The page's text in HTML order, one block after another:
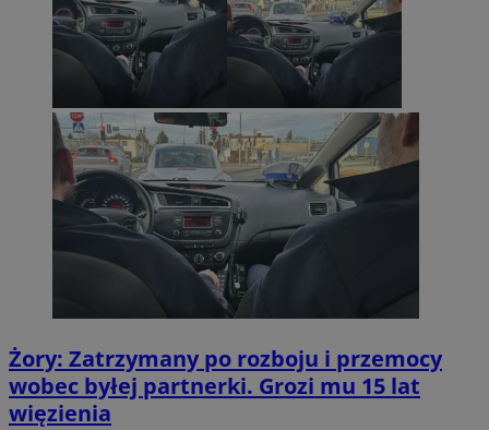
Żory: Zatrzymany po rozboju i przemocy
wobec byłej partnerki. Grozi mu 15 lat
więzienia